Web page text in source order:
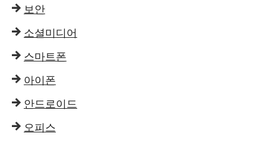
보안
소셜미디어
스마트폰
아이폰
안드로이드
오피스